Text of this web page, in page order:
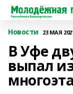
Новости 23 МАЯ
В Уфе
выпал